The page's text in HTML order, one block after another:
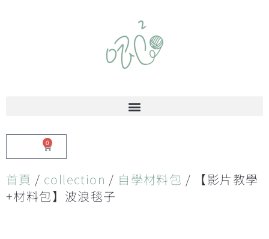
0
首頁 / collection / 自學材料包 / 【影片教學
+材料包】波浪毯子